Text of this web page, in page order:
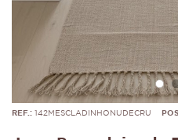
REF.: 142MESCLADINHONUDECRU